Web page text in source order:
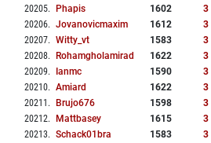
20205. Phapis 1602 3
20206. Jovanovicmaxim 1612 3
20207. Witty_vt 1583 3
20208. Rohamgholamirad 1622 3
20209. Ianmc 1590 3
20210. Amiard 1622 3
20211 . Brujo676 1598 3
20212. Mattbasey 1615 3
20213. Schack01bra 1583 3